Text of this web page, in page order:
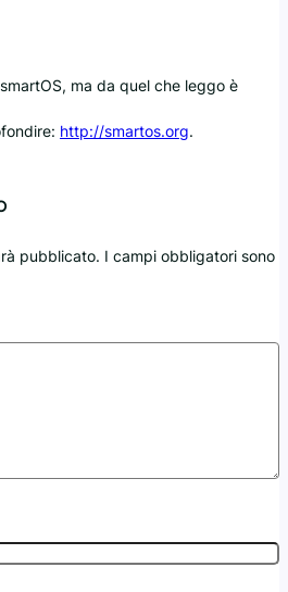
ma da quel che leggo è
http://smartos.org.
pubblicato. I campi obbligatori sono